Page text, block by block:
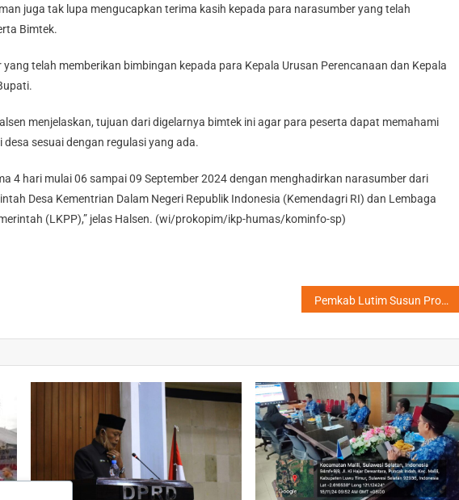
juga tak lupa mengucapkan terima kasih kepada para narasumber yang telah
Bimtek.
telah memberikan bimbingan kepada para Kepala Urusan Perencanaan dan Kepala
menjelaskan, tujuan dari digelarnya bimtek ini agar para peserta dapat memahami
sesuai dengan regulasi yang ada.
4 hari mulai 06 sampai 09 September 2024 dengan menghadirkan narasumber dari
Desa Kementrian Dalam Negeri Republik Indonesia (Kemendagri RI) dan Lembaga
(LKPP),” jelas Halsen. (wi/prokopim/ikp-humas/kominfo-sp)
Pemkab Lutim Susun Program Peningkatan Tenaga Kerja Serta Usung Program Tambang Pro Petani dan Nelayan